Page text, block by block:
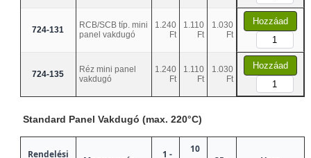
724-131
RCB/SCB típ. mini
panel vakdugó
1.240
Ft
1.110
Ft
1.030
Ft
Hozzáad
724-135
Réz mini panel
vakdugó
1.240
Ft
1.110
Ft
1.030
Ft
Hozzáad
Standard Panel Vakdugó (max. 220°C)
Rendelési
1 -
10